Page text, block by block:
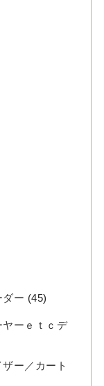
ダー (45)
ヤーｅｔｃデ
ー／カート